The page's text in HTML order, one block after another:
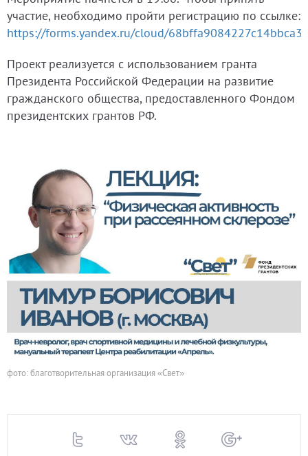
участие, необходимо пройти регистрацию по ссылке:
https://forms.yandex.ru/cloud/
Проект реализуется с использованием гранта
Президента Российской Федерации на развитие
гражданского общества, предоставленного Фондом
президентских грантов РФ.
фото: благотворительная организация «Свет»